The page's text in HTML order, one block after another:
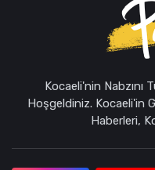
Kocaeli'nin Nabzını
Hoşgeldiniz. Kocaeli'in
Haberleri,